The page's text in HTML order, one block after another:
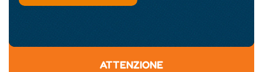
ATTENZIONE